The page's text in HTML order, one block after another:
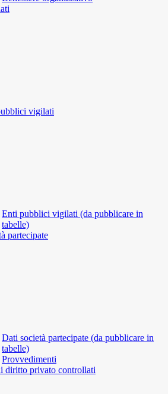
vigilati
Enti pubblici vigilati (da pubblicare in
tabelle)
partecipate
Dati società partecipate (da pubblicare in
tabelle)
Provvedimenti
diritto privato controllati